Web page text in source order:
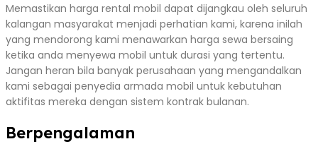
Memastikan harga rental mobil dapat dijangkau oleh seluruh
kalangan masyarakat menjadi perhatian kami, karena inilah
yang mendorong kami menawarkan harga sewa bersaing
ketika anda menyewa mobil untuk durasi yang tertentu.
Jangan heran bila banyak perusahaan yang mengandalkan
kami sebagai penyedia armada mobil untuk kebutuhan
aktifitas mereka dengan sistem kontrak bulanan.
Berpengalaman